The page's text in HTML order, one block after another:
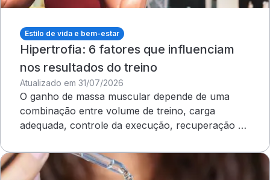
Estilo de vida e bem-estar
Hipertrofia: 6 fatores que influenciam
nos resultados do treino
Atualizado em 31/07/2026
O ganho de massa muscular depende de uma
combinação entre volume de treino, carga
adequada, controle da execução, recuperação e